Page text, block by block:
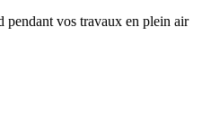
pendant vos travaux en plein air